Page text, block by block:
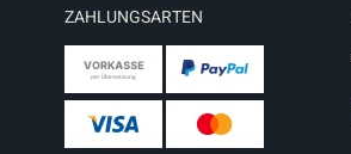
ZAHLUNGSARTEN